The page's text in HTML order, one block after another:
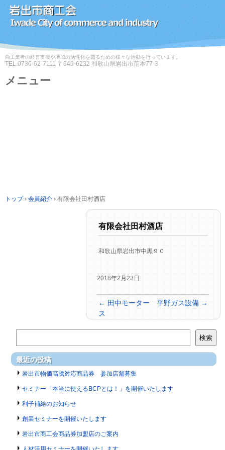
商工業者の経営支援や地域の活性化を図るための様々な活動を行っています。
TEL.0736-62-7111 〒649-6232 和歌山県岩出市荊本77-3
メニュー
トップ › 会員紹介 › 有限会社田村酒店
有限会社田村酒店
和歌山県岩出市中黒９０
2018年2月23日
← 田中モーター
ス
平野ガス設備 →
検索
最近の投稿
岩出市物価高騰対応商品券 参加店舗募集
セミナー「本当に使えるBCPとは！」を開催いたします
利子補給のお知らせ
創業セミナーを開催いたします
岩出市商工会商品券加盟店のご案内